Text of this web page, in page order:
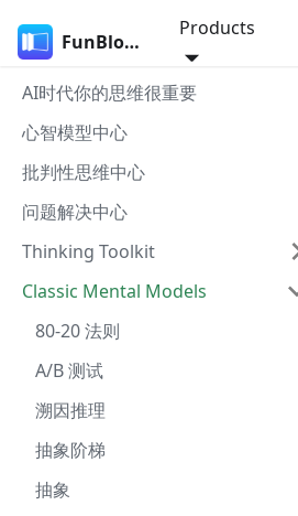
FunBlocks
Products
AI时代你的思维很重要
心智模型中心
批判性思维中心
问题解决中心
Thinking Toolkit
Classic Mental Models
80-20 法则
A/B 测试
溯因推理
抽象阶梯
抽象